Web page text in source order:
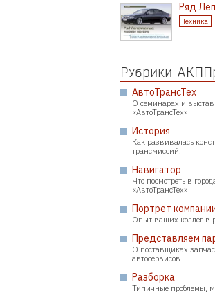
Ряд
Техника
Рубрики
АвтоТрансТех
О семинарах и
«АвтоТрансТех»
История
Как развивалась
трансмиссий.
Навигатор
Что посмотреть в
«АвтоТрансТех»
Портрет
Опыт ваших коллег в
Представляем
О поставщиках
автосервисов
Разборка
Типичные проблемы,